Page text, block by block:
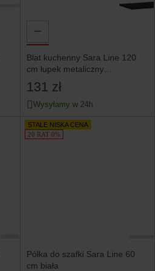
Blat kuchenny Sara Line 120
cm łupek metaliczny
czarnozłoty
131 zł
Wysyłamy w 24h
STALE NISKA CENA
20 RAT 0%
Półka do szafki Sara Line 60
cm biała